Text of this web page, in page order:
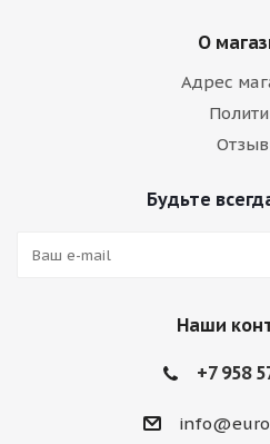
О
Адрес
Будьте
Наши
+7 958